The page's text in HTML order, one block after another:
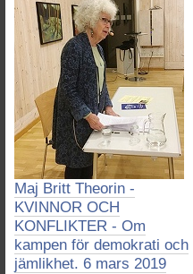
Maj Britt Theorin -
KVINNOR OCH
KONFLIKTER - Om
kampen för demokrati och
jämlikhet. 6 mars 2019